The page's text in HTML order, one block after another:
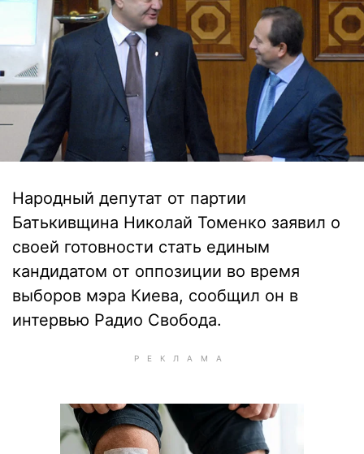
Народный депутат от партии
Батькивщина Николай Томенко заявил о
своей готовности стать единым
кандидатом от оппозиции во время
выборов мэра Киева, сообщил он в
интервью Радио Свобода.